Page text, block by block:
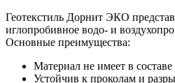
Геотекстиль Дорнит ЭКО
иглопробивное водо- и
Основные преимущества:
Материал не имеет в
Устойчив к проколам и